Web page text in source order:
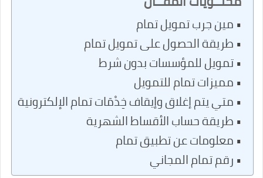
مين جرب تمويل تمام
طريقة الحصول على تمويل تمام
تمويل للمؤسسات بدون شرط
مميزات تمام للتمويل
متي يتم إغلاق وإيقاف خِدْمَات تمام الإلكترونية
طريقة حساب الأقساط الشهرية
معلومات عن تطبيق تمام
رقم تمام المجاني